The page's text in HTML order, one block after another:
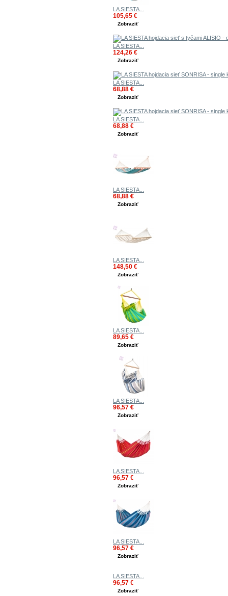
LA SIESTA...
105,65 €
Zobraziť
LA SIESTA...
124,26 €
Zobraziť
LA SIESTA...
68,88 €
Zobraziť
LA SIESTA...
68,88 €
Zobraziť
LA SIESTA...
68,88 €
Zobraziť
LA SIESTA...
148,50 €
Zobraziť
LA SIESTA...
89,65 €
Zobraziť
LA SIESTA...
96,57 €
Zobraziť
LA SIESTA...
96,57 €
Zobraziť
LA SIESTA...
96,57 €
Zobraziť
LA SIESTA...
96,57 €
Zobraziť